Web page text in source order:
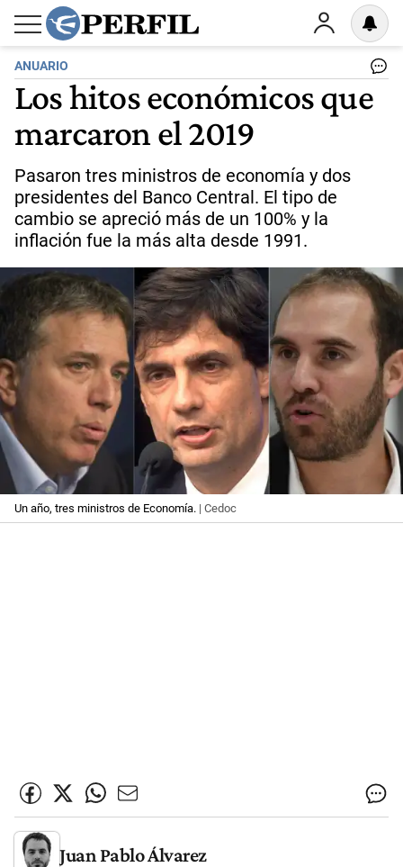
ANUARIO
Los hitos económicos que
marcaron el 2019
Pasaron tres ministros de economía y dos
presidentes del Banco Central. El tipo de
cambio se apreció más de un 100% y la
inflación fue la más alta desde 1991.
Un año, tres ministros de Economía. | Cedoc
Juan Pablo Álvarez